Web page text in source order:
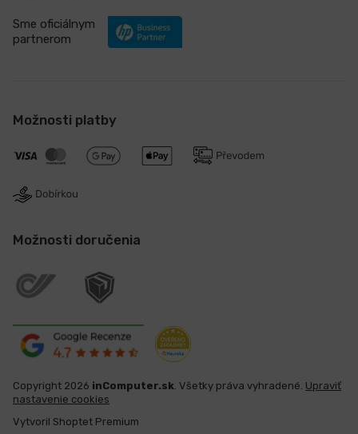
Sme oficiálnym
partnerom
Možnosti platby
Možnosti doručenia
Vytvoril Shoptet Premium
Copyright 2026 inComputer.sk . Všetky práva vyhradené. Upraviť
nastavenie cookies